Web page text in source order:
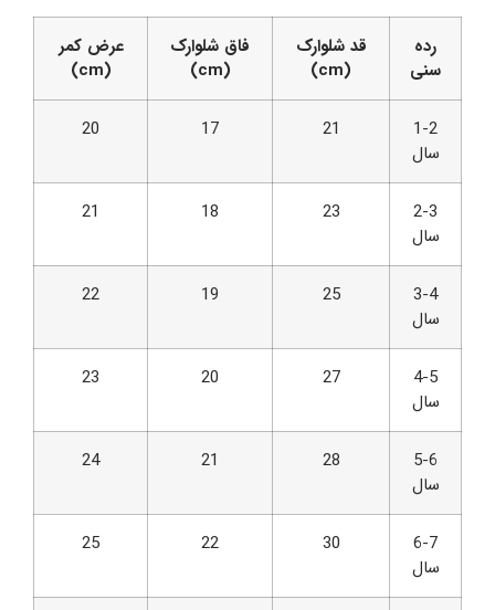
رده
سنی
قد شلوارک
(cm)
فاق شلوارک
(cm)
عرض کمر
(cm)
1-2
سال
21
17
20
2-3
سال
23
18
21
3-4
سال
25
19
22
4-5
سال
27
20
23
5-6
سال
28
21
24
6-7
سال
30
22
25